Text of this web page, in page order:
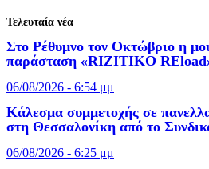
Τελευταία νέα
Στο Ρέθυμνο τον Οκτώβριο η
παράσταση «RIZITIKO
06/08/2026 - 6:54 μμ
Κάλεσμα συμμετοχής σε
στη Θεσσαλονίκη από το
06/08/2026 - 6:25 μμ